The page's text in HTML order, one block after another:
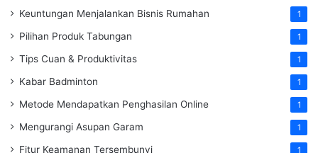
Keuntungan Menjalankan Bisnis Rumahan 1
Pilihan Produk Tabungan 1
Tips Cuan & Produktivitas 1
Kabar Badminton 1
Metode Mendapatkan Penghasilan Online 1
Mengurangi Asupan Garam 1
Fitur Keamanan Tersembunyi 1